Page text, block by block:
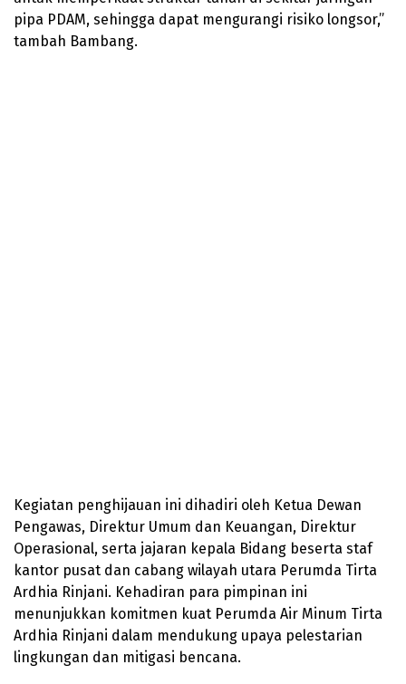
pipa PDAM, sehingga dapat mengurangi risiko longsor,”
tambah Bambang.
Kegiatan penghijauan ini dihadiri oleh Ketua Dewan
Pengawas, Direktur Umum dan Keuangan, Direktur
Operasional, serta jajaran kepala Bidang beserta staf
kantor pusat dan cabang wilayah utara Perumda Tirta
Ardhia Rinjani. Kehadiran para pimpinan ini
menunjukkan komitmen kuat Perumda Air Minum Tirta
Ardhia Rinjani dalam mendukung upaya pelestarian
lingkungan dan mitigasi bencana.